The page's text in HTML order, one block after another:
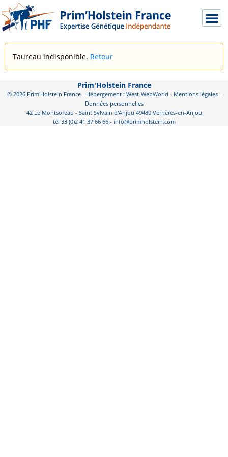
Taureau indisponible. Retour
Prim'Holstein France
© 2026 Prim'Holstein France - Hébergement : West-WebWorld - Mentions légales-
Données personnelles
42 Le Montsoreau - Saint Sylvain d'Anjou 49480 Verrières-en-Anjou
tel 33 (0)2 41 37 66 66 - info@primholstein.com